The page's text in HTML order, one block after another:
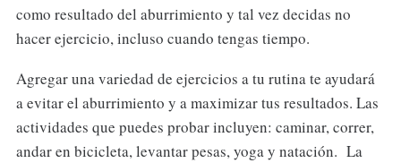
como resultado del aburrimiento y tal vez decidas no
hacer ejercicio, incluso cuando tengas tiempo.
Agregar una variedad de ejercicios a tu rutina te ayudará
a evitar el aburrimiento y a maximizar tus resultados. Las
actividades que puedes probar incluyen: caminar, correr,
andar en bicicleta, levantar pesas, yoga y natación. La